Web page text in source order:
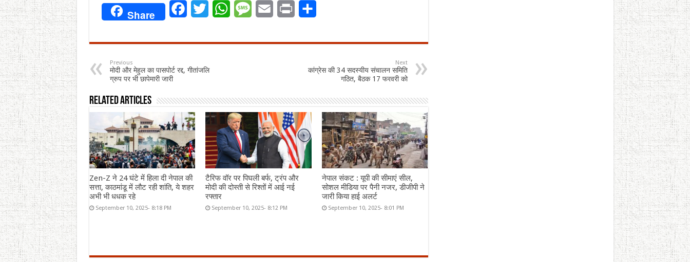
Share FacebookTwitterWhatsAppMessageEmail Print
Previous
मोदी और मेहुल का पासपोर्ट रद्द, गीतांजलि
ग्रुप पर भी छापेमारी जारी
Next
कांग्रेस की 34 सदस्यीय संचालन समिति
गठित, बैठक 17 फरवरी को
Related Articles
Zen-Z ने 24 घंटे में हिला दी नेपाल की
सत्ता, काठमांडू में लौट रही शांति, ये शहर
अभी भी धधक रहे
September 10, 2025- 8:18 PM
टैरिफ वॉर पर पिघली बर्फ, ट्रंप और
मोदी की दोस्ती से रिश्तों में आई नई
रफ्तार
September 10, 2025- 8:12 PM
नेपाल संकट : यूपी की सीमाएं सील,
सोशल मीडिया पर पैनी नजर, डीजीपी ने
जारी किया हाई अलर्ट
September 10, 2025- 8:01 PM